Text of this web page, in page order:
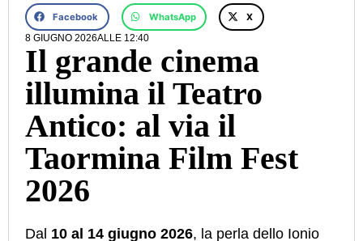
Facebook WhatsApp
X
8 GIUGNO 2026ALLE 12:40
Il grande cinema
illumina il Teatro
Antico: al via il
Taormina Film Fest
2026
Dal 10 al 14 giugno 2026, la perla dello Ionio